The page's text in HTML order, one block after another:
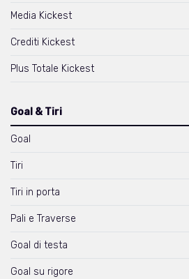
Media Kickest
Crediti Kickest
Plus Totale Kickest
Goal & Tiri
Goal
Tiri
Tiri in porta
Pali e Traverse
Goal di testa
Goal su rigore